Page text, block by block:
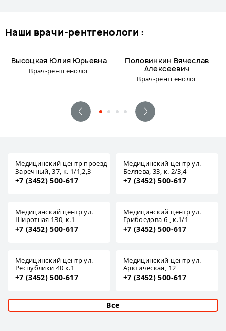
наши врачи-рентгенологи :
Высоцкая Юлия Юрьевна
Врач-рентгенолог
Половинкин Вячеслав
Алексеевич
Врач-рентгенолог
Медицинский центр проезд
Заречный, 37, к. 1/1,2,3
+7 (3452) 500-617
Медицинский центр ул.
Беляева, 33, к. 2/3,4
+7 (3452) 500-617
Медицинский центр ул.
Широтная 130, к.1
+7 (3452) 500-617
Медицинский центр ул.
Грибоедова 6 , к.1/1
+7 (3452) 500-617
Медицинский центр ул.
Республики 40 к.1
+7 (3452) 500-617
Медицинский центр ул.
Арктическая, 12
+7 (3452) 500-617
Все